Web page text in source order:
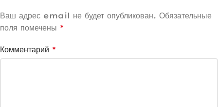
Ваш адрес email не будет опубликован. Обязательные
поля помечены *
Комментарий *